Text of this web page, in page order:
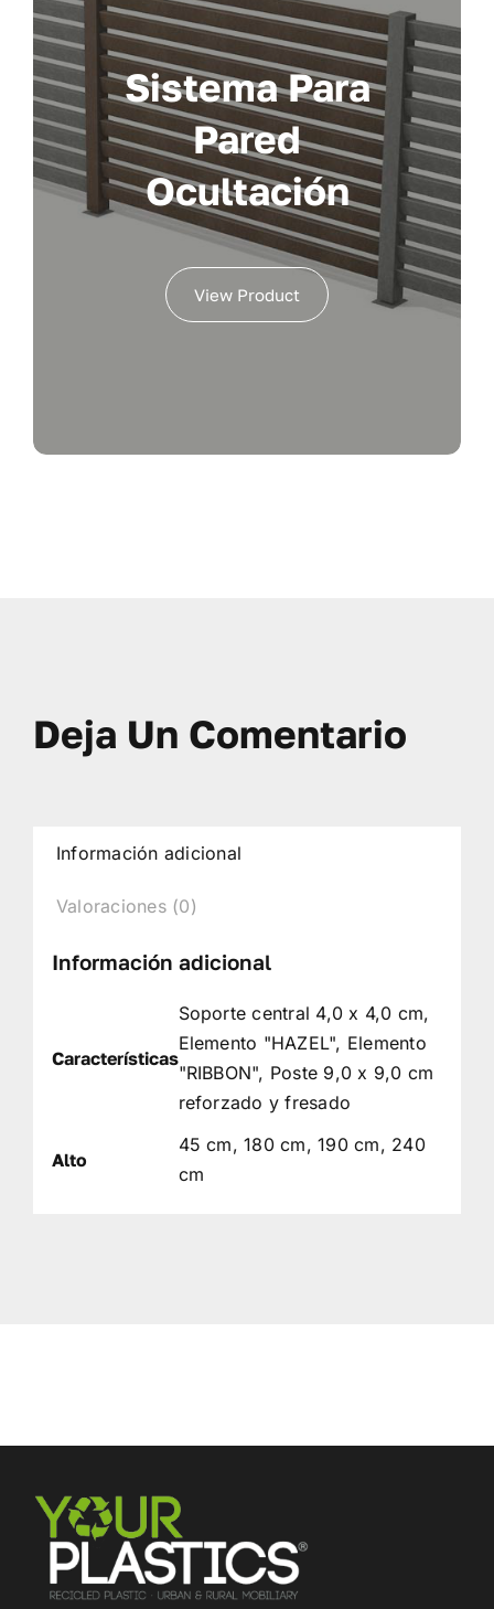
Sistema Para
Pared
Ocultación
View Product
Deja Un Comentario
Información adicional
Valoraciones (0)
Información adicional
Características
Soporte central 4,0 x 4,0 cm,
Elemento "HAZEL", Elemento
"RIBBON", Poste 9,0 x 9,0 cm
reforzado y fresado
Alto
45 cm, 180 cm, 190 cm, 240
cm